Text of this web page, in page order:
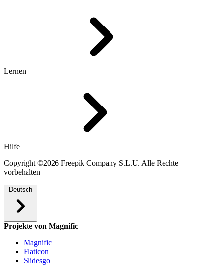
Lernen
Hilfe
Copyright ©2026 Freepik Company S.L.U. Alle Rechte
vorbehalten
Deutsch
Projekte von Magnific
Magnific
Flaticon
Slidesgo